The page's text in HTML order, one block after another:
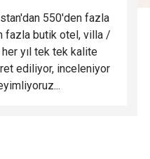
550'den fazla
fazla butik otel, villa /
yıl tek tek kalite
ediliyor, inceleniyor